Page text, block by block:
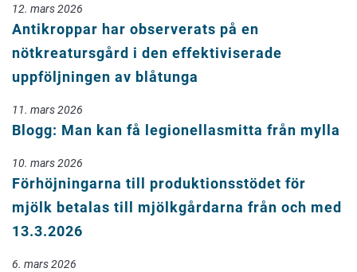
12. mars 2026
Antikroppar har observerats på en
nötkreatursgård i den effektiviserade
uppföljningen av blåtunga
11. mars 2026
Blogg: Man kan få legionellasmitta från mylla
10. mars 2026
Förhöjningarna till produktionsstödet för
mjölk betalas till mjölkgårdarna från och med
13.3.2026
6. mars 2026